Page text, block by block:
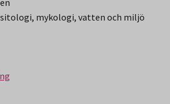
mykologi, vatten och miljö